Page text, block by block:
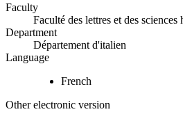
Faculty
Faculté des lettres et des sciences
Department
Département d'italien
Language
French
Other electronic version